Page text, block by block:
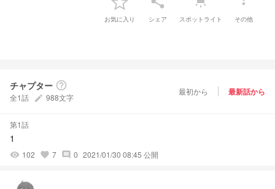
お気に入り シェア スポットライト その他
チャプター help_outline
全1話 create 988文字
最初から 最新話から
第1話
1
visibility 102 favorite 7 comment 0 2021/01/30 08:45 公開